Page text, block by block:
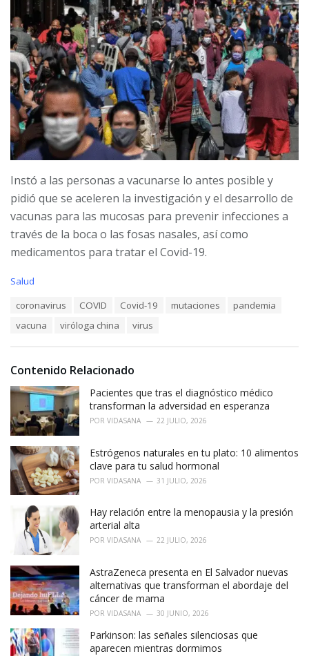
Instó a las personas a vacunarse lo antes posible y
pidió que se aceleren la investigación y el desarrollo de
vacunas para las mucosas para prevenir infecciones a
través de la boca o las fosas nasales, así como
medicamentos para tratar el Covid-19.
C
i
s
Salud
coronavirus COVID Covid-19 mutaciones
pandemia
vacuna
viróloga china virus
Contenido Relacionado
Pacientes que tras el diagnóstico médico
transforman la adversidad en esperanza
POR VIDASANA 22 JULIO, 2026
Estrógenos naturales en tu plato: 10 alimentos
clave para tu salud hormonal
POR VIDASANA 31 JULIO, 2026
Hay relación entre la menopausia y la presión
arterial alta
POR VIDASANA 22 JULIO, 2026
AstraZeneca presenta en El Salvador nuevas
alternativas que transforman el abordaje del
cáncer de mama
POR VIDASANA 30 JUNIO, 2026
Parkinson: las señales silenciosas que
aparecen mientras dormimos